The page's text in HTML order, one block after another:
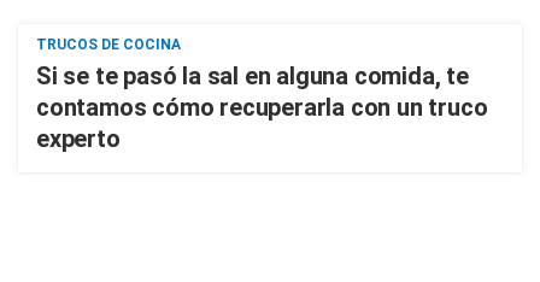
TRUCOS DE COCINA
Si se te pasó la sal en alguna comida, te
contamos cómo recuperarla con un truco
experto